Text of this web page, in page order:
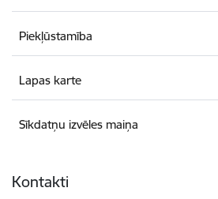
Piekļūstamība
Lapas karte
Sīkdatņu izvēles maiņa
Kontakti